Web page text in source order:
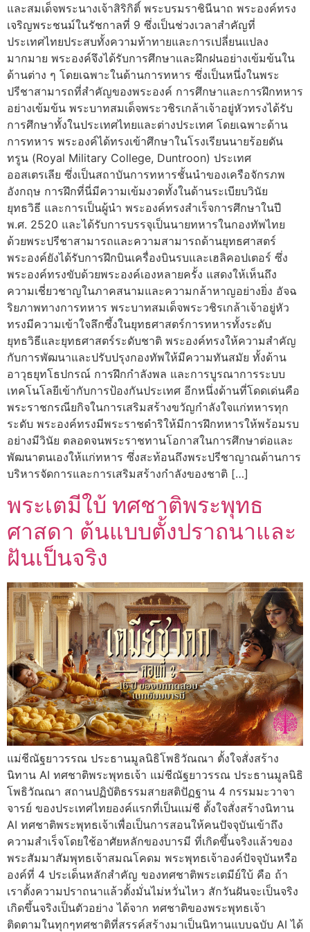
และสมเด็จพระนางเจ้าสิริกิติ์ พระบรมราชินีนาถ พระองค์ทรง
เจริญพระชนม์ในรัชกาลที่ 9 ซึ่งเป็นช่วงเวลาสำคัญที่
ประเทศไทยประสบทั้งความท้าทายและการเปลี่ยนแปลง
มากมาย พระองค์จึงได้รับการศึกษาและฝึกฝนอย่างเข้มข้นใน
ด้านต่าง ๆ โดยเฉพาะในด้านการทหาร ซึ่งเป็นหนึ่งในพระ
ปรีชาสามารถที่สำคัญของพระองค์ การศึกษาและการฝึกทหาร
อย่างเข้มข้น พระบาทสมเด็จพระวชิรเกล้าเจ้าอยู่หัวทรงได้รับ
การศึกษาทั้งในประเทศไทยและต่างประเทศ โดยเฉพาะด้าน
การทหาร พระองค์ได้ทรงเข้าศึกษาในโรงเรียนนายร้อยดัน
ทรูน (Royal Military College, Duntroon) ประเทศ
ออสเตรเลีย ซึ่งเป็นสถาบันการทหารชั้นนำของเครือจักรภพ
อังกฤษ การฝึกที่นี่มีความเข้มงวดทั้งในด้านระเบียบวินัย
ยุทธวิธี และการเป็นผู้นำ พระองค์ทรงสำเร็จการศึกษาในปี
พ.ศ. 2520 และได้รับการบรรจุเป็นนายทหารในกองทัพไทย
ด้วยพระปรีชาสามารถและความสามารถด้านยุทธศาสตร์
พระองค์ยังได้รับการฝึกบินเครื่องบินรบและเฮลิคอปเตอร์ ซึ่ง
พระองค์ทรงขับด้วยพระองค์เองหลายครั้ง แสดงให้เห็นถึง
ความเชี่ยวชาญในภาคสนามและความกล้าหาญอย่างยิ่ง อัจฉ
ริยภาพทางการทหาร พระบาทสมเด็จพระวชิรเกล้าเจ้าอยู่หัว
ทรงมีความเข้าใจลึกซึ้งในยุทธศาสตร์การทหารทั้งระดับ
ยุทธวิธีและยุทธศาสตร์ระดับชาติ พระองค์ทรงให้ความสำคัญ
กับการพัฒนาและปรับปรุงกองทัพให้มีความทันสมัย ทั้งด้าน
อาวุธยุทโธปกรณ์ การฝึกกำลังพล และการบูรณาการระบบ
เทคโนโลยีเข้ากับการป้องกันประเทศ อีกหนึ่งด้านที่โดดเด่นคือ
พระราชกรณียกิจในการเสริมสร้างขวัญกำลังใจแก่ทหารทุก
ระดับ พระองค์ทรงมีพระราชดำริให้มีการฝึกทหารให้พร้อมรบ
อย่างมีวินัย ตลอดจนพระราชทานโอกาสในการศึกษาต่อและ
พัฒนาตนเองให้แก่ทหาร ซึ่งสะท้อนถึงพระปรีชาญาณด้านการ
บริหารจัดการและการเสริมสร้างกำลังของชาติ […]
พระเตมีใบ้ ทศชาติพระพุทธ
ศาสดา ต้นแบบตั้งปราถนาและ
ฝันเป็นจริง
แม่ชีณัฐยาวรรณ ประธานมูลนิธิโพธิวัณณา ตั้งใจสั่งสร้าง
นิทาน AI ทศชาติพระพุทธเจ้า แม่ชีณัฐยาวรรณ ประธานมูลนิธิ
โพธิวัณณา สถานปฏิบัติธรรมสายสติปัฏฐาน 4 กรรมมะวาจา
จารย์ ของประเทศไทยองค์แรกที่เป็นแม่ชี ตั้งใจสั่งสร้างนิทาน
AI ทศชาติพระพุทธเจ้าเพื่อเป็นการสอนให้คนปัจจุบันเข้าถึง
ความสำเร็จโดยใช้อาศัยหลักของบารมี ที่เกิดขึ้นจริงแล้วของ
พระสัมมาสัมพุทธเจ้าสมณโคดม พระพุทธเจ้าองค์ปัจจุบันหรือ
องค์ที่ 4 ประเด็นหลักสำคัญ ของทศชาติพระเตมีย์ใบ้ คือ ถ้า
เราตั้งความปราถนาแล้วตั้งมั่นไม่หวั่นไหว สักวันฝันจะเป็นจริง
เกิดขึ้นจริงเป็นตัวอย่าง ได้จาก ทศชาติของพระพุทธเจ้า
ติดตามในทุกๆทศชาติที่สรรค์สร้างมาเป็นนิทานแบบฉบับ AI ได้